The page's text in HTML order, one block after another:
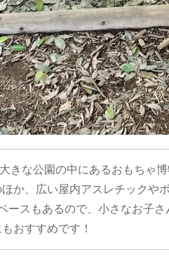
きな公園の中にあるおもちゃ
か、広い屋内アスレチックや
ースもあるので、小さなお子
おすすめです！